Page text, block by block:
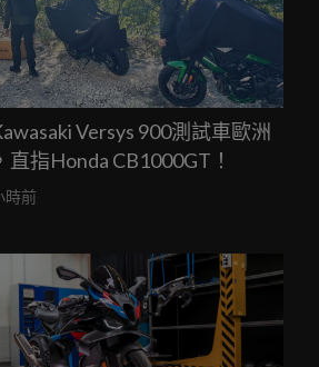
Versys 900測試車歐洲
直指Honda CB1000GT！
時前